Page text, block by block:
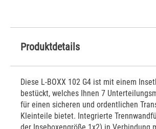
Produktdetails
Diese L-BOXX 102 G4 ist mit einem
bestückt, welches Ihnen 7
für einen sicheren und ordentlichen
Kleinteile bietet. Integrierte